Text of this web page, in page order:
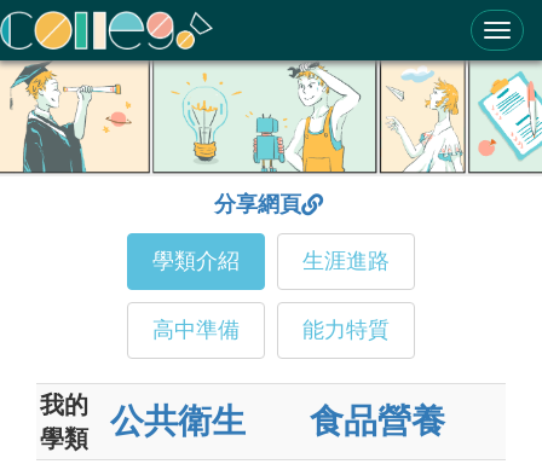
ColleGo! 大學選才與高中育才輔助系統
分享網頁
學類介紹 生涯進路
高中準備 能力特質
我的
學類
公共衛生 食品營養